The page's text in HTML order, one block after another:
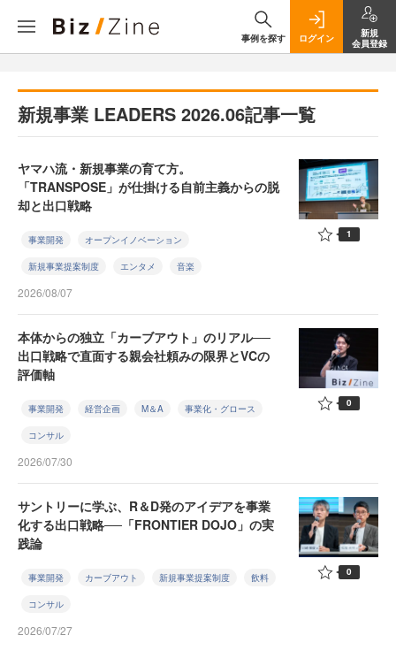
事例を探す ログイン
新規
会員登録
新規事業 LEADERS 2026.06記事一覧
ヤマハ流・新規事業の育て方。
「TRANSPOSE」が仕掛ける自前主義からの脱
却と出口戦略
事業開発 オープンイノベーション
新規事業提案制度 エンタメ 音楽
2026/08/07
1
本体からの独立「カーブアウト」のリアル──
出口戦略で直面する親会社頼みの限界とVCの
評価軸
事業開発 経営企画 M＆A 事業化・グロース
コンサル
2026/07/30
0
サントリーに学ぶ、R＆D発のアイデアを事業
化する出口戦略──「FRONTIER DOJO」の実
践論
事業開発 カーブアウト 新規事業提案制度 飲料
コンサル
2026/07/27
0